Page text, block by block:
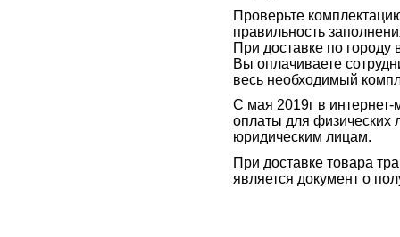
Проверьте
правильность
При доставке по городу
Вы оплачиваете
весь необходимый
C мая 2019г в
оплаты для физических
юридическим лицам.
При доставке товара
является документ о